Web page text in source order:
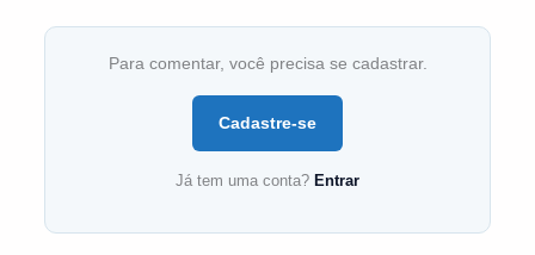
Para comentar, você precisa se cadastrar.
Cadastre-se
Já tem uma conta? Entrar